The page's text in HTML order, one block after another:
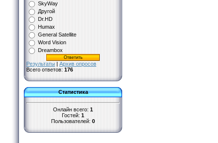
SkyWay
Другой
Dr.HD
Humax
General Satellite
Word Vision
Dreambox
Результаты | Архив опросов
Всего ответов: 176
Статистика
Онлайн всего: 1
Гостей: 1
Пользователей: 0